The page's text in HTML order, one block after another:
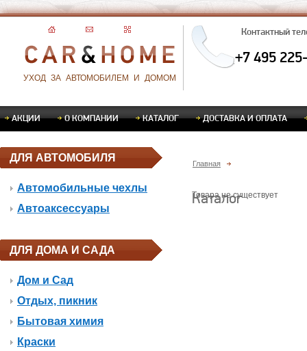
УХОД ЗА АВТОМОБИЛЕМ И ДОМОМ
Контактный
+7 495
АКЦИИ О КОМПАНИИ КАТАЛОГ ДОСТАВКА И ОПЛАТА
ДЛЯ АВТОМОБИЛЯ
Автомобильные чехлы
Автоаксессуары
ДЛЯ ДОМА И САДА
Дом и Сад
Отдых, пикник
Бытовая химия
Краски
Главная
Каталог
Товара не существует